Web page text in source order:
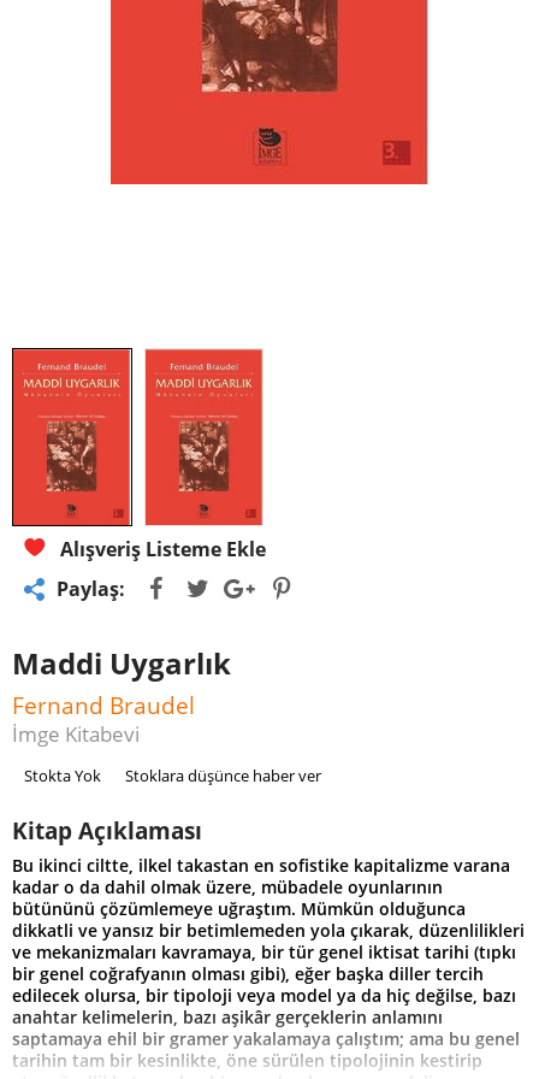
Alışveriş Listeme Ekle
Paylaş:
Maddi Uygarlık
Fernand Braudel
İmge Kitabevi
Stokta Yok Stoklara düşünce haber ver
Kitap Açıklaması
Bu ikinci ciltte, ilkel takastan en sofistike kapitalizme varana
kadar o da dahil olmak üzere, mübadele oyunlarının
bütününü çözümlemeye uğraştım. Mümkün olduğunca
dikkatli ve yansız bir betimlemeden yola çıkarak, düzenlilikleri
ve mekanizmaları kavramaya, bir tür genel iktisat tarihi (tıpkı
bir genel coğrafyanın olması gibi), eğer başka diller tercih
edilecek olursa, bir tipoloji veya model ya da hiç değilse, bazı
anahtar kelimelerin, bazı aşikâr gerçeklerin anlamını
saptamaya ehil bir gramer yakalamaya çalıştım; ama bu genel
tarihin tam bir kesinlikte, öne sürülen tipolojinin kestirip